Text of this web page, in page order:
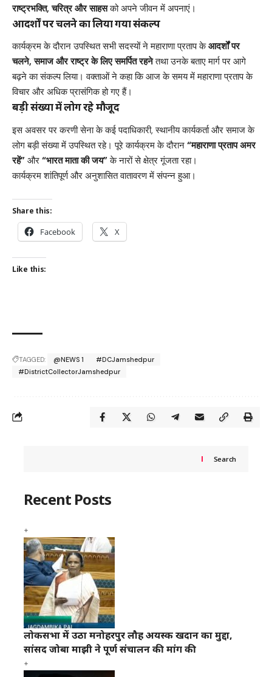
राष्ट्रभक्ति, चरित्र और साहसको अपने जीवन में अपनाएं।
आदर्शों पर चलने का लिया गया संकल्प
कार्यक्रम के दौरान उपस्थित सभी सदस्यों ने महाराणा प्रताप केआदर्शों पर
चलने, समाज और राष्ट्र के लिए समर्पित रहनेतथा उनके बताए मार्ग पर आगे
बढ़ने का संकल्प लिया। वक्ताओं ने कहा कि आज के समय में महाराणा प्रताप के
विचार और अधिक प्रासंगिक हो गए हैं।
बड़ी संख्या में लोग रहे मौजूद
इस अवसर पर करणी सेना के कई पदाधिकारी, स्थानीय कार्यकर्ता और समाज के
लोग बड़ी संख्या में उपस्थित रहे। पूरे कार्यक्रम के दौरान “महाराणा प्रताप अमर
रहें” और “भारत माता की जय”के नारों से क्षेत्र गूंजता रहा।
कार्यक्रम शांतिपूर्ण और अनुशासित वातावरण में संपन्न हुआ।
Share this:
Facebook X
Like this:
TAGGED: @NEWS 1
#DCJamshedpur
#DistrictCollectorJamshedpur
Search
Recent Posts
लोकसभा में उठा मनोहरपुर लौह अयस्क खदान का मुद्दा,
सांसद जोबा माझी ने पूर्ण संचालन की मांग की